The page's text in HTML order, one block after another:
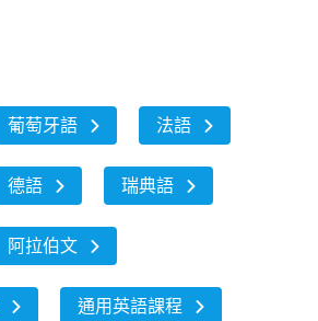
葡萄牙語 法語
德語 瑞典語
阿拉伯文
通用英語課程